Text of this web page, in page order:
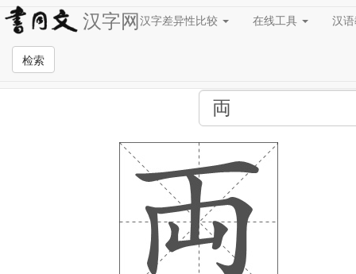
汉字网汉字差异性比较 在线工具 汉
检索
全站检索页面